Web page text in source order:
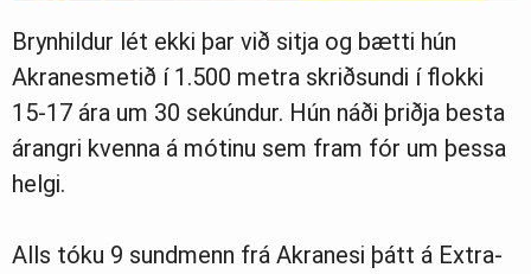
Brynhildur lét ekki þar við sitja og bætti hún
Akranesmetið í 1.500 metra skriðsundi í flokki
15-17 ára um 30 sekúndur. Hún náði þriðja besta
árangri kvenna á mótinu sem fram fór um þessa
helgi.
Alls tóku 9 sundmenn frá Akranesi þátt á Extra-